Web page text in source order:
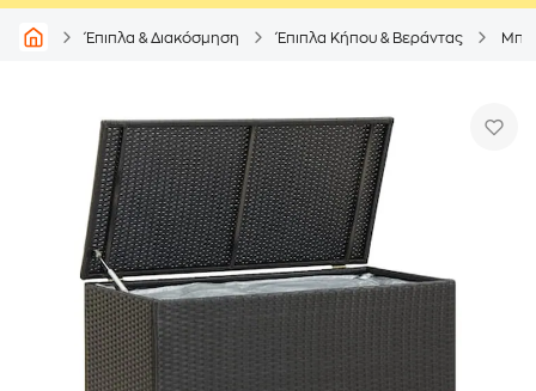
Έπιπλα & Διακόσμηση Έπιπλα Κήπου & Βεράντας